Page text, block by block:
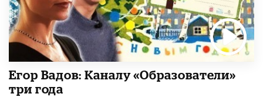
Егор Вадов: Каналу «Образователи»
три года